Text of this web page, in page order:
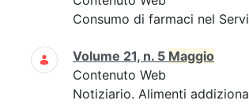
Consumo di farmaci nel
Volume 21, n. 5 Maggio
Contenuto Web
Notiziario. Alimenti